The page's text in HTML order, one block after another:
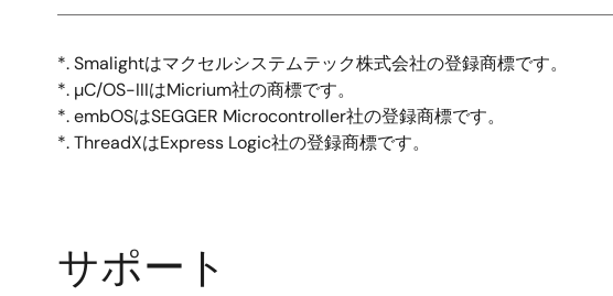
*. Smalightはマクセルシステムテック株式会社の登録商標です。
*. µC/OS-IIIはMicrium社の商標です。
*. embOSはSEGGER Microcontroller社の登録商標です。
*. ThreadXはExpress Logic社の登録商標です。
サポート